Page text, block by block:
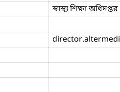
স্বাস্থ্য শিক্ষা অধিদপ্তর
director.altermedi